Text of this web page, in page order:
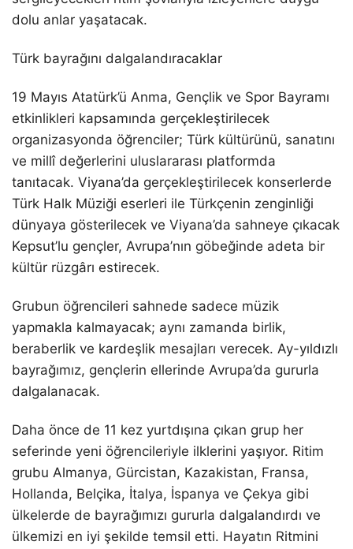
dolu anlar yaşatacak.
Türk bayrağını dalgalandıracaklar
19 Mayıs Atatürk’ü Anma, Gençlik ve Spor Bayramı
etkinlikleri kapsamında gerçekleştirilecek
organizasyonda öğrenciler; Türk kültürünü, sanatını
ve millî değerlerini uluslararası platformda
tanıtacak. Viyana’da gerçekleştirilecek konserlerde
Türk Halk Müziği eserleri ile Türkçenin zenginliği
dünyaya gösterilecek ve Viyana’da sahneye çıkacak
Kepsut’lu gençler, Avrupa’nın göbeğinde adeta bir
kültür rüzgârı estirecek.
Grubun öğrencileri sahnede sadece müzik
yapmakla kalmayacak; aynı zamanda birlik,
beraberlik ve kardeşlik mesajları verecek. Ay-yıldızlı
bayrağımız, gençlerin ellerinde Avrupa’da gururla
dalgalanacak.
Daha önce de 11 kez yurtdışına çıkan grup her
seferinde yeni öğrencileriyle ilklerini yaşıyor. Ritim
grubu Almanya, Gürcistan, Kazakistan, Fransa,
Hollanda, Belçika, İtalya, İspanya ve Çekya gibi
ülkelerde de bayrağımızı gururla dalgalandırdı ve
ülkemizi en iyi şekilde temsil etti. Hayatın Ritmini